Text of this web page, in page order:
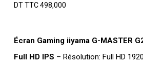
DT TTC498,000
Écran Gaming iiyama G-MASTER
Full HD IPS – Résolution: Full HD